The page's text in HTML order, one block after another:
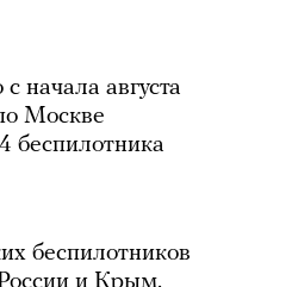
начала августа
Москве
беспилотника
беспилотников
и Крым.